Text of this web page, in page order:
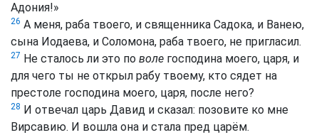
Адония!»
26 А меня, раба твоего, и священника Садока, и Ванею,
сына Иодаева, и Соломона, раба твоего, не пригласил.
27 Не сталось ли это по воле господина моего, царя, и
для чего ты не открыл рабу твоему, кто сядет на
престоле господина моего, царя, после него?
28 И отвечал царь Давид и сказал: позовите ко мне
Вирсавию. И вошла она и стала пред царём.